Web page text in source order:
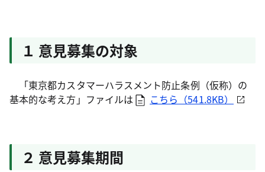
１ 意見募集の対象
「東京都カスタマーハラスメント防止条例（仮称）の
基本的な考え方」ファイルは
こちら（541.8KB）
２ 意見募集期間